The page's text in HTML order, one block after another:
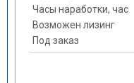
Часы наработки, час
Возможен лизинг
Под заказ